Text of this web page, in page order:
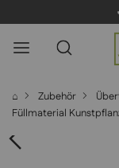
⌂ Zubehör
Füllmaterial